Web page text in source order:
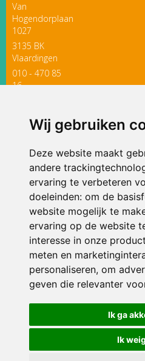
Wij gebruiken
Deze website maakt
andere
ervaring te verbeteren
doeleinden: om de
website mogelijk te
ervaring op de website
interesse in onze
meten en
personaliseren, om
geven die relevanter
Ik ga
Ik
Van
Hogendorplaan
1027
3135 BK
Vlaardingen
010 - 470 85
16
© 2026 Avonturijn | Alle
Privacy policy|Disclaimer|
Crealisatie The